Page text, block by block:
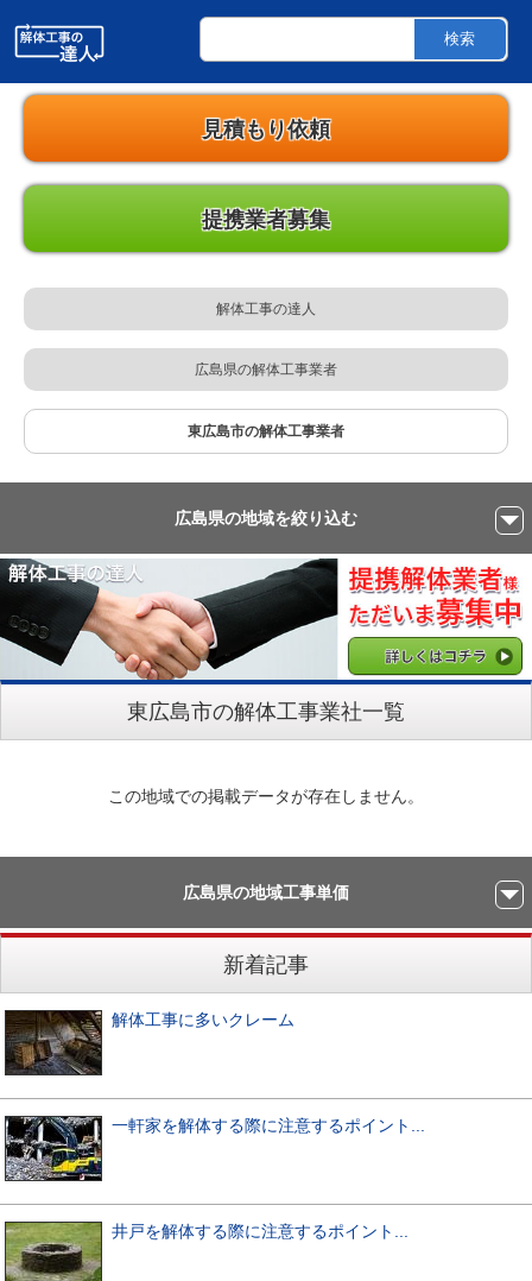
東広島市のご自宅解体・空き家・店舗・プレハブ・ビル・アパート木造・鉄骨・
工場・内装・オフィス・法人・個人のための解体工事業者の検索なら解体工事の
達人
検索
見積もり依頼
提携業者募集
解体工事の達人
広島県の解体工事業者
東広島市の解体工事業者
広島県の地域を絞り込む
東広島市の解体工事業社一覧
この地域での掲載データが存在しません。
広島県の地域工事単価
新着記事
解体工事に多いクレーム
一軒家を解体する際に注意するポイント...
井戸を解体する際に注意するポイント...